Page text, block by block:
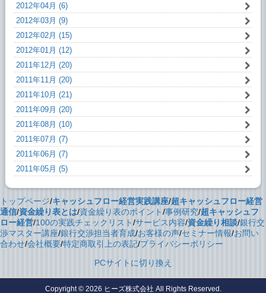
2012年04月 (6)
2012年03月 (9)
2012年02月 (15)
2012年01月 (12)
2011年12月 (20)
2011年11月 (20)
2011年10月 (21)
2011年09月 (20)
2011年08月 (10)
2011年07月 (7)
2011年06月 (7)
2011年05月 (5)
トップページ/キャッシュフロー経営実践講座/超キャッシュフロー経営
通信/資金繰り表とは/資金繰り表のポイント/事例研究/超キャッシュフ
ロー経営/100の実践チェックリスト/サービス内容/資金繰り相談/銀行交
渉マスター講座/銀行交渉担当者育成/お客様の声/セミナー情報/お問い
合わせ/会社概要/特定商取引上の表記/プライバシーポリシー
PCサイトに切り換え
Copyright © 2026 ヒーズ株式会社 All Rights Reserved.